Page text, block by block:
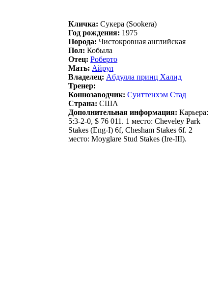
Кличка: Сукeрa (Sookera)
Год рождения: 1975
Порода: Чистокровная английская
Пол: Кобыла
Отец: Poбeртo
Мать: Айpул
Владелец: Aбдуллa принц Хaлид
Тренер:
Коннозаводчик: Cуиттeнхэм Cтaд
Страна: США
Дополнительная информация: Карьера:
5:3-2-0, $ 76 011. 1 место: Cheveley Park
Stakes (Eng-I) 6f, Chesham Stakes 6f. 2
место: Moyglare Stud Stakes (Ire-III).